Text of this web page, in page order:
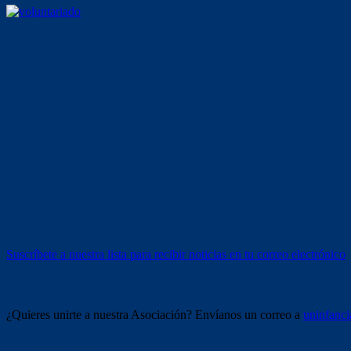
Suscríbete a nuestra lista para recibir noticias en tu correo electrónico
¿Quieres unirte a nuestra Asociación? Envíanos un correo a